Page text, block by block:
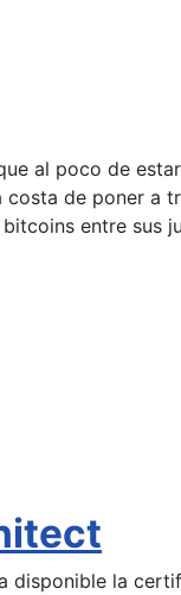
al poco de
de poner a
entre sus
disponible la